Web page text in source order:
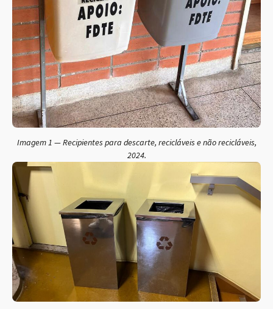
Imagem 1 — Recipientes para descarte, recicláveis e não recicláveis,
2024.